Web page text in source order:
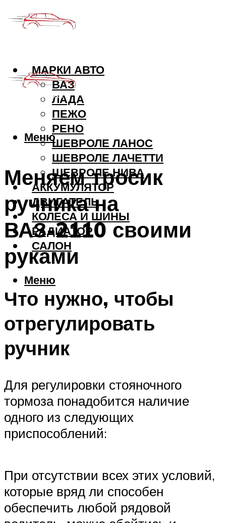
МАРКИ АВТО
ВАЗ
ЛАДА
ПЕЖО
РЕНО
ШЕВРОЛЕ ЛАНОС
ШЕВРОЛЕ ЛАЧЕТТИ
ШЕВРОЛЕ НИВА
АККУМУЛЯТОР
ДВИГАТЕЛЬ
КОЛЕСА И ШИНЫ
РАДИАТОР
САЛОН
Меню
Меню
Меняем тросик
ручника на
ВАЗ-2110 своими
руками
Что нужно, чтобы
отрегулировать
ручник
Для регулировки стояночного
тормоза понадобится наличие
одного из следующих
приспособлений:
При отсутствии всех этих условий,
которые вряд ли способен
обеспечить любой рядовой